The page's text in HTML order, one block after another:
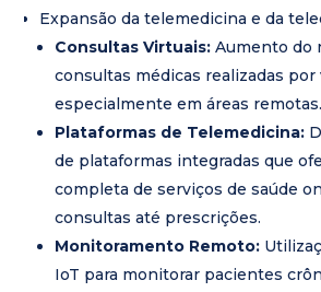
Expansão da telemedicina e da
Consultas Virtuais: Aumento do
consultas médicas realizadas
especialmente em áreas remotas.
Plataformas de Telemedicina:
de plataformas integradas que
completa de serviços de saúde
consultas até prescrições.
Monitoramento Remoto:
IoT para monitorar pacientes